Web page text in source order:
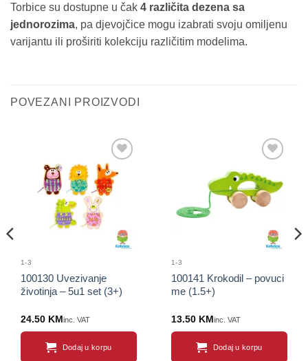
Torbice su dostupne u čak 4 različita dezena sa
jednorozima, pa djevojčice mogu izabrati svoju omiljenu
varijantu ili proširiti kolekciju različitim modelima.
POVEZANI PROIZVODI
Sačuvaj
proizvod
1-3
100130 Uvezivanje
životinja – 5u1 set (3+)
24.50 KM inc. VAT
Dodaj u korpu
proizvod
1-3
100141 Krokodil – povuci
me (1.5+)
13.50 KM inc. VAT
Dodaj u korpu